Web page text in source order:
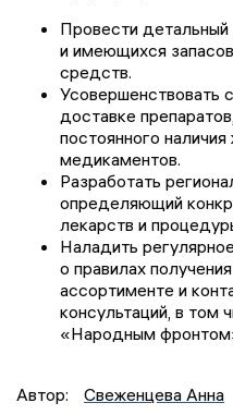
Провести
и имеющихся
средств.
Усовершенствовать
доставке
постоянного
медикаментов.
Разработать
определяющий
лекарств и
Наладить
о правилах
ассортименте и
консультаций, в том
«Народным
Автор: Свеженцева Анна